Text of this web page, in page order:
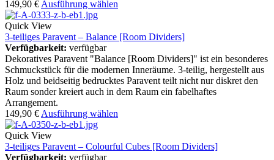
149,90 € Ausführung wählen
Quick View
3-teiliges Paravent – Balance [Room Dividers]
Verfügbarkeit: verfügbar
Dekoratives Paravent "Balance [Room Dividers]" ist ein besonderes
Schmuckstück für die modernen Inneräume. 3-teilig, hergestellt aus
Holz und beidseitig bedrucktes Paravent teilt nicht nur diskret den
Raum sonder kreiert auch in dem Raum ein fabelhaftes
Arrangement.
149,90 € Ausführung wählen
Quick View
3-teiliges Paravent – Colourful Cubes [Room Dividers]
Verfügbarkeit: verfügbar